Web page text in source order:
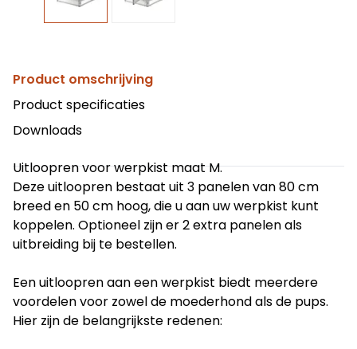
Product omschrijving
Product specificaties
Downloads
Uitloopren voor werpkist maat M.
Deze uitloopren bestaat uit 3 panelen van 80 cm
breed en 50 cm hoog, die u aan uw werpkist kunt
koppelen. Optioneel zijn er 2 extra panelen als
uitbreiding bij te bestellen.
Een uitloopren aan een werpkist biedt meerdere
voordelen voor zowel de moederhond als de pups.
Hier zijn de belangrijkste redenen: